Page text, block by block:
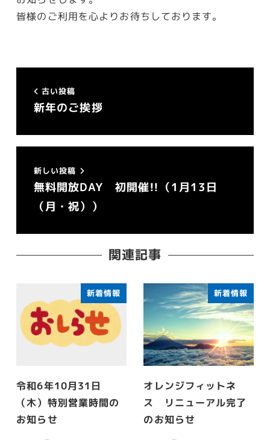
皆様のご利用を心よりお待ちしております。
古い投稿
新年のご挨拶
新しい投稿
無料開放DAY 初開催!!（1月13日
（月・祝））
関連記事
新着情報
令和6年10月31日
（木）特別営業時間の
お知らせ
新着情報
オレンジフィットネ
ス リニューアル完了
のお知らせ